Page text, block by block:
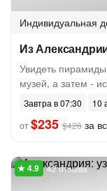
Индивидуальная
Из
Увидеть
музей, а затем -
Завтра в 07:30
10
от$235 $426 за
42 отзыва